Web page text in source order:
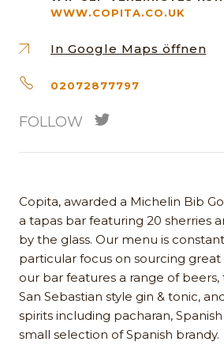
WWW.COPITA.CO.UK
In Google Maps öffnen
02072877797
FOLLOW
Copita, awarded a Michelin Bib
a tapas bar featuring 20 sherries
by the glass. Our menu is
particular focus on sourcing great
our bar features a range of beers,
San Sebastian style gin & tonic,
spirits including pacharan,
small selection of Spanish brandy.